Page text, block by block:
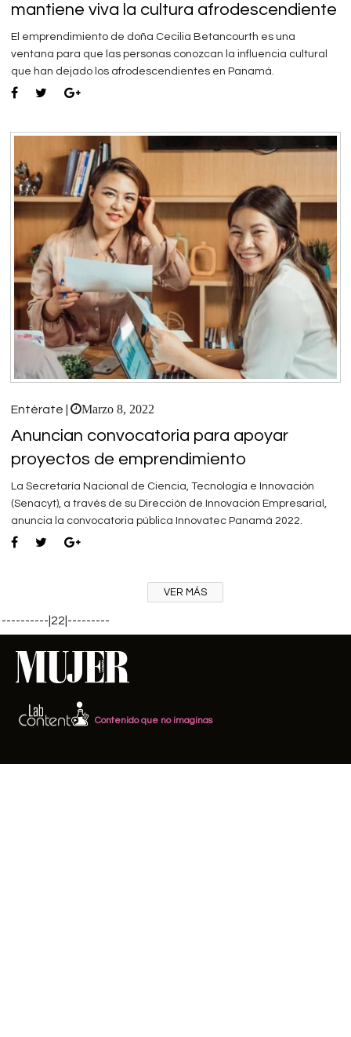
mantiene viva la cultura afrodescendiente
El emprendimiento de doña Cecilia Betancourth es una
ventana para que las personas conozcan la influencia cultural
que han dejado los afrodescendientes en Panamá.
Entérate | Marzo 8, 2022
Anuncian convocatoria para apoyar
proyectos de emprendimiento
La Secretaría Nacional de Ciencia, Tecnología e Innovación
(Senacyt), a través de su Dirección de Innovación Empresarial,
anuncia la convocatoria pública Innovatec Panamá 2022.
VER MÁS
----------|22|---------
Contenido que no imaginas